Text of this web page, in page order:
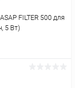
FILTER 500 для
5 Вт)